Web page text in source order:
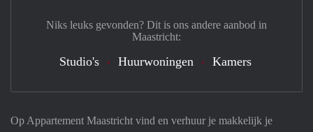
Op Appartement Maastricht vind en verhuur je makkelijk je
Niks leuks gevonden? Dit is ons andere aanbod in
Maastricht:
Studio's Huurwoningen Kamers